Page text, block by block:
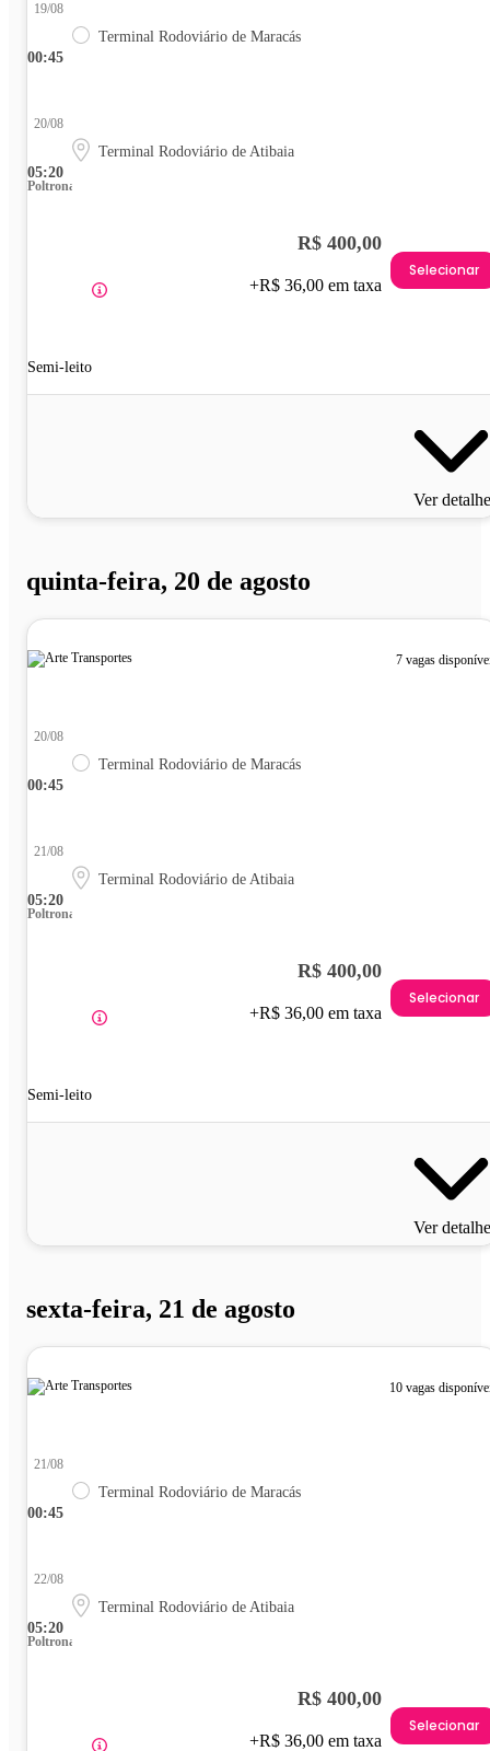
00:45
19/08
Terminal Rodoviário de Maracás
05:20
20/08
Terminal Rodoviário de Atibaia
Poltrona
Semi-leito
R$ 400,00
+R$ 36,00 em taxa
Selecionar
Ver
quinta-feira, 20 de agosto
7 vagas
00:45
20/08
Terminal Rodoviário de Maracás
05:20
21/08
Terminal Rodoviário de Atibaia
Poltrona
Semi-leito
R$ 400,00
+R$ 36,00 em taxa
Selecionar
Ver
sexta-feira, 21 de agosto
10 vagas
00:45
21/08
Terminal Rodoviário de Maracás
05:20
22/08
Terminal Rodoviário de Atibaia
Poltrona
R$ 400,00
+R$ 36,00 em taxa
Selecionar